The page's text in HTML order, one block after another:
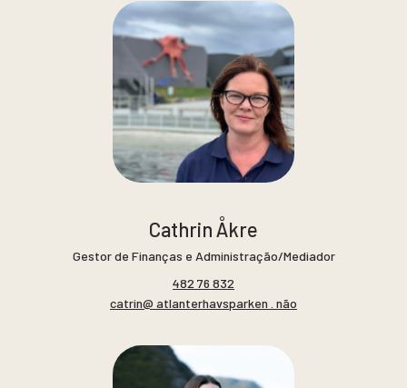
Cathrin Åkre
Gestor de Finanças e Administração/Mediador
482 76 832
catrin@ atlanterhavsparken . não